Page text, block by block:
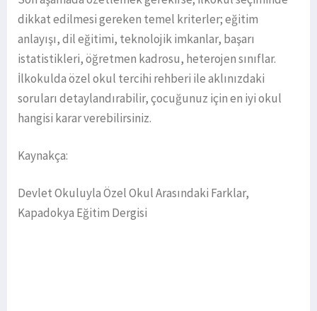
dikkat edilmesi gereken temel kriterler; eğitim
anlayışı, dil eğitimi, teknolojik imkanlar, başarı
istatistikleri, öğretmen kadrosu, heterojen sınıflar.
İlkokulda özel okul tercihi rehberi ile aklınızdaki
soruları detaylandırabilir, çocuğunuz için en iyi okul
hangisi karar verebilirsiniz.
Kaynakça:
Devlet Okuluyla Özel Okul Arasındaki Farklar,
Kapadokya Eğitim Dergisi